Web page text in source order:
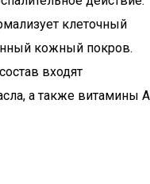
клеточный
кожный покров.
входят
а также витамины А